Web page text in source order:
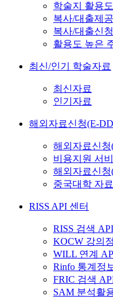
학술지 활용
복사/대출제
복사/대출신
활용도 높은
최신/인기 학술자료
최신자료
인기자료
해외자료신청(E-
해외자료신청
비용지원 서
해외자료신청
중국대학 자
RISS API 센터
RISS 검색 API
KOCW 강의
WILL 연계
Rinfo 통계정
FRIC 검색
SAM 분석활